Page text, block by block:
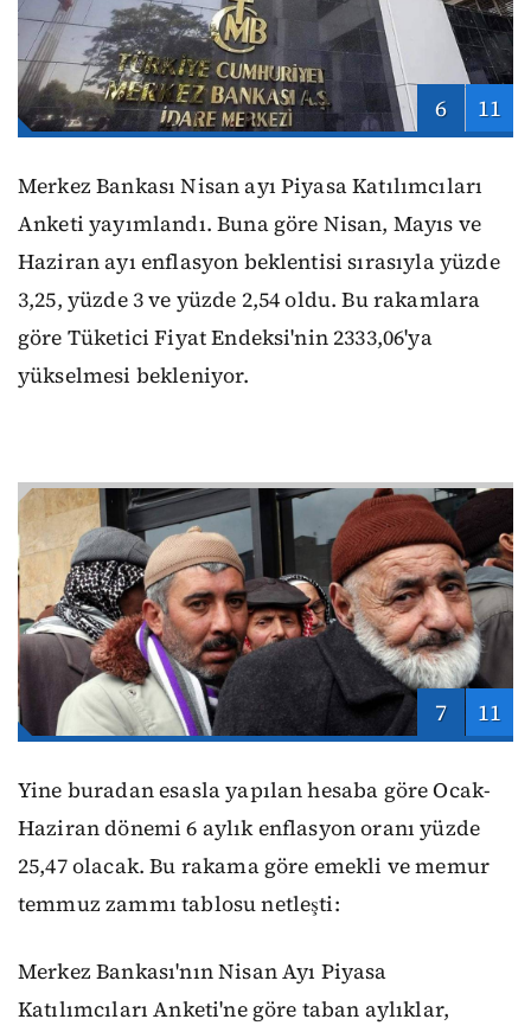
6 11
Merkez Bankası Nisan ayı Piyasa Katılımcıları
Anketi yayımlandı. Buna göre Nisan, Mayıs ve
Haziran ayı enflasyon beklentisi sırasıyla yüzde
3,25, yüzde 3 ve yüzde 2,54 oldu. Bu rakamlara
göre Tüketici Fiyat Endeksi'nin 2333,06'ya
yükselmesi bekleniyor.
7 11
Yine buradan esasla yapılan hesaba göre Ocak-
Haziran dönemi 6 aylık enflasyon oranı yüzde
25,47 olacak. Bu rakama göre emekli ve memur
temmuz zammı tablosu netleşti:
Merkez Bankası'nın Nisan Ayı Piyasa
Katılımcıları Anketi'ne göre taban aylıklar,